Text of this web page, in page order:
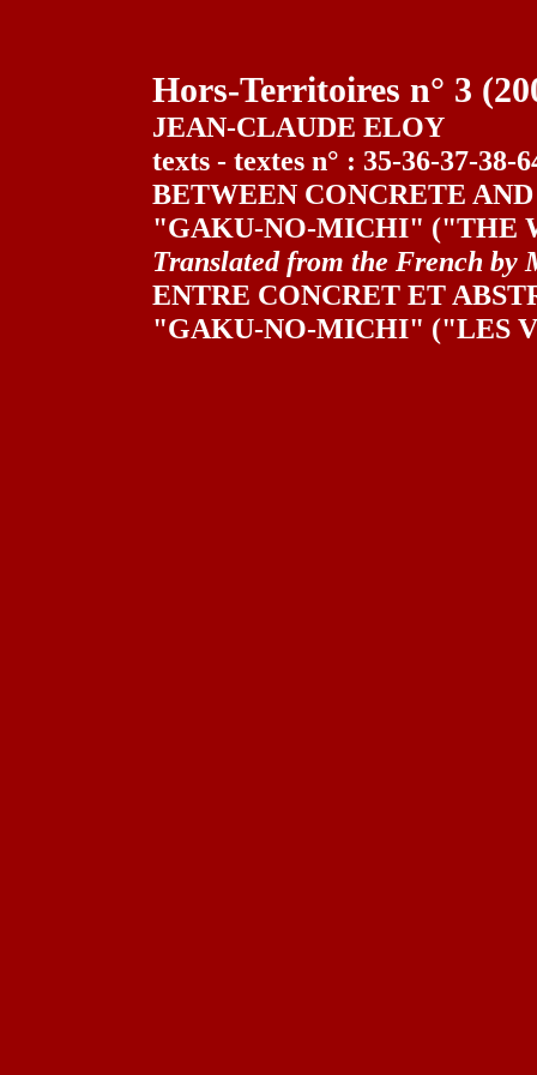
Hors-Territoires n° 3
JEAN-CLAUDE ELOY
texts - textes n° : 35-36-37-38-
BETWEEN CONCRETE
"GAKU-NO-MICHI" ("THE
Translated from the French by
ENTRE CONCRET ET
"GAKU-NO-MICHI" ("LES